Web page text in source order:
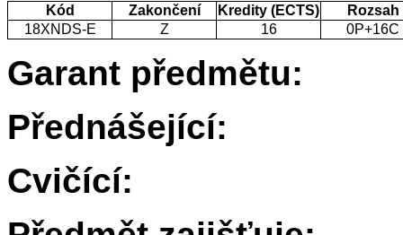
Kód Zakončení Kredity (ECTS)
Rozsah
18XNDS-E
Z 16 0P+16C
Garant předmětu:
Přednášející:
Cvičící: